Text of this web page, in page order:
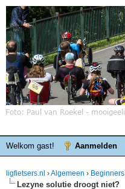
Welkom gast! Aanmelden
ligfietsers.nl ›Algemeen › Beginners
Lezyne solutie droogt niet?